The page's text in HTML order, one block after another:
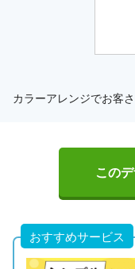
カラーアレンジでお客
この
おすすめサービス